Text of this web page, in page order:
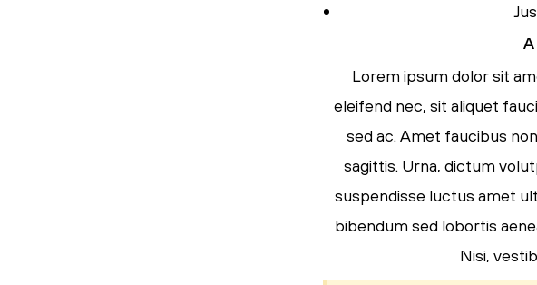
Lorem ipsum dolor sit
eleifend nec, sit aliquet
sed ac. Amet faucibus
sagittis. Urna, dictum
suspendisse luctus amet
bibendum sed lobortis
Nisi,